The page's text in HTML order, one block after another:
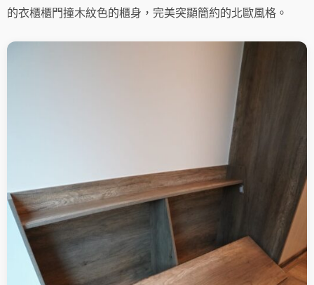
的衣櫃櫃門撞木紋色的櫃身，完美突顯簡約的北歐風格。